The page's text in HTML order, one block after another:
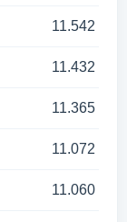
11.542
11.432
11.365
11.072
11.060